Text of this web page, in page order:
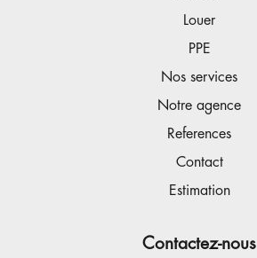
Louer
PPE
Nos services
Notre agence
References
Contact
Estimation
Contactez-nous